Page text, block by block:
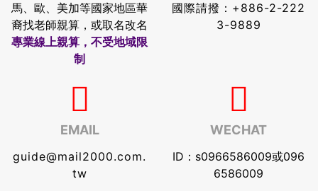
馬、歐、美加等國家地區華
裔找老師親算，或取名改名
專業線上親算，不受地域限
制
國際請撥： +886-2-222
3-9889
EMAIL
guide@mail2000.com.
tw
WECHAT
ID：s0966586009或096
6586009